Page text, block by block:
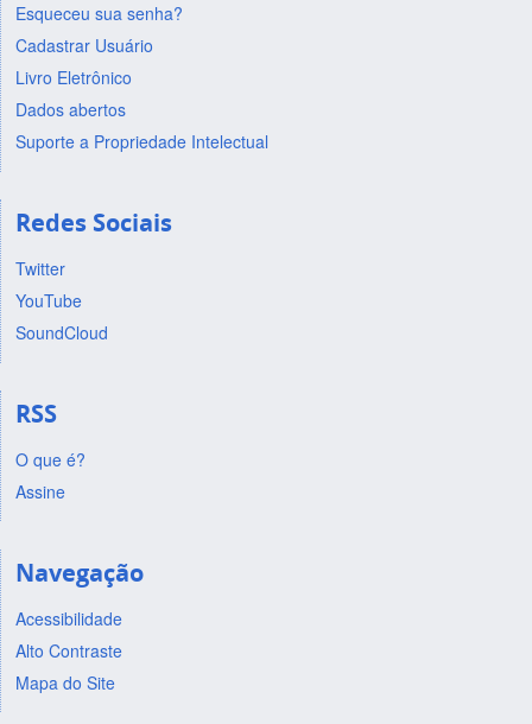
Esqueceu sua senha?
Cadastrar Usuário
Livro Eletrônico
Dados abertos
Suporte a Propriedade Intelectual
Redes Sociais
Twitter
YouTube
SoundCloud
RSS
O que é?
Assine
Navegação
Acessibilidade
Alto Contraste
Mapa do Site